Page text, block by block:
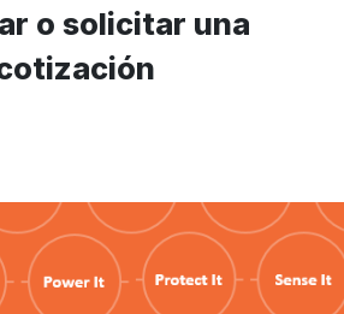
o solicitar una